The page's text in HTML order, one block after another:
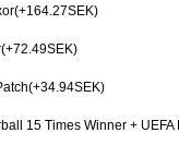
15 Times Winner +